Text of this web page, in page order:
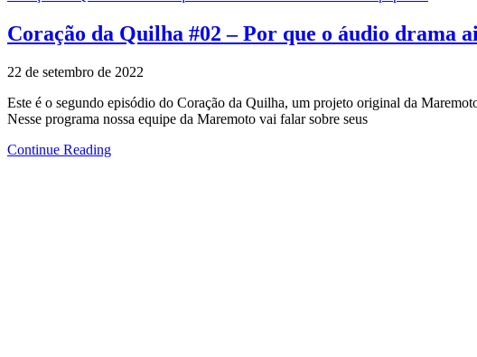
Coração da Quilha #02 – Por que o áudio drama
22 de setembro de 2022
Este é o segundo episódio do Coração da Quilha, um projeto original da
Nesse programa nossa equipe da Maremoto vai falar sobre seus
Continue Reading